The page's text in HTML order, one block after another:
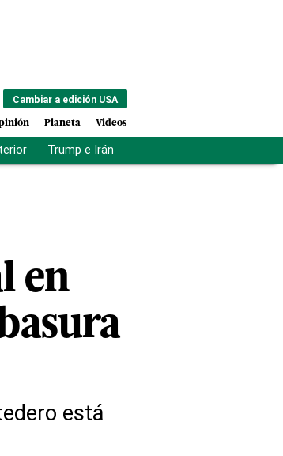
Cambiar a edición USA
Planeta Videos
Trump e Irán
en
está